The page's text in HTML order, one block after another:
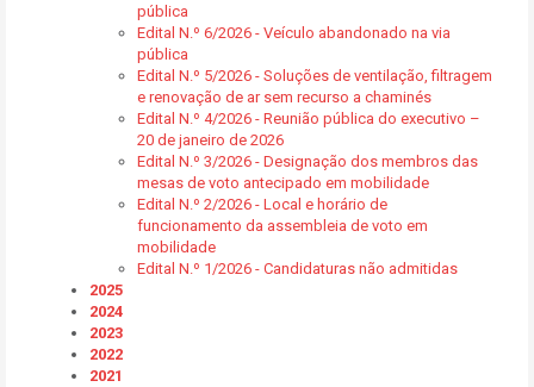
pública
Edital N.º 6/2026 - Veículo abandonado na via
pública
Edital N.º 5/2026 - Soluções de ventilação, filtragem
e renovação de ar sem recurso a chaminés
Edital N.º 4/2026 - Reunião pública do executivo –
20 de janeiro de 2026
Edital N.º 3/2026 - Designação dos membros das
mesas de voto antecipado em mobilidade
Edital N.º 2/2026 - Local e horário de
funcionamento da assembleia de voto em
mobilidade
Edital N.º 1/2026 - Candidaturas não admitidas
2025
2024
2023
2022
2021